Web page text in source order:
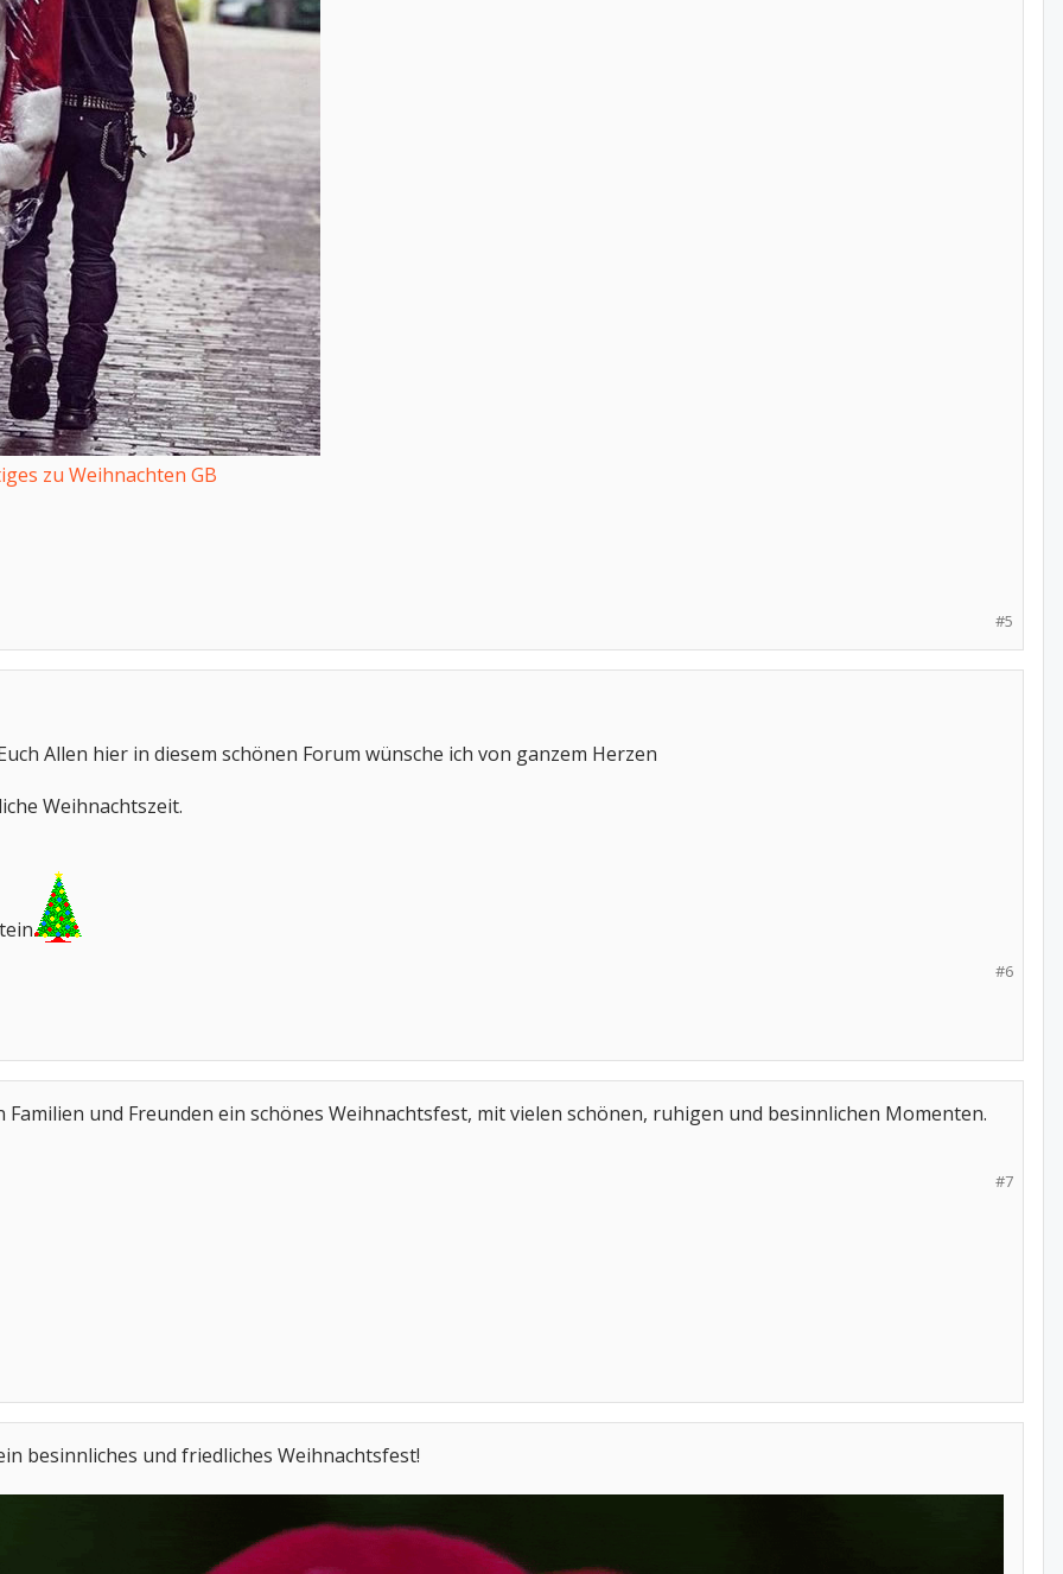
zu Weihnachten GB
#5
Allen hier in diesem schönen Forum wünsche ich von ganzem Herzen
Weihnachtszeit.
#6
Familien und Freunden ein schönes Weihnachtsfest, mit vielen schönen, ruhigen und besinnlichen Momenten.
#7
besinnliches und friedliches Weihnachtsfest!